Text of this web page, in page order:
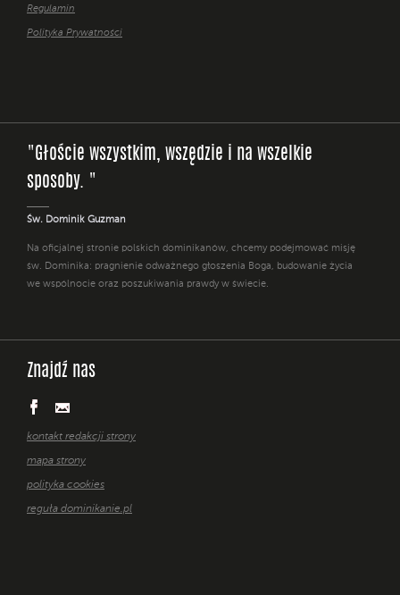
Regulamin
Polityka Prywatności
"Głoście wszystkim, wszędzie i na wszelkie
sposoby. "
Św. Dominik Guzman
Na oficjalnej stronie polskich dominikanów, chcemy podejmować misję
św. Dominika: pragnienie odważnego głoszenia Boga, budowanie życia
we wspólnocie oraz poszukiwania prawdy w świecie.
Znajdź nas
kontakt redakcji strony
mapa strony
polityka cookies
reguła dominikanie.pl